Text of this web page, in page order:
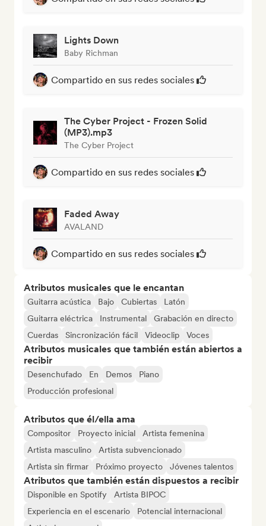
Lights Down
Baby Richman
Compartido en sus redes sociales
The Cyber Project - Frozen Solid
(MP3).mp3
The Cyber Project
Compartido en sus redes sociales
Faded Away
AVALAND
Compartido en sus redes sociales
Atributos musicales que le encantan
Guitarra acústica Bajo Cubiertas
Latón
Guitarra eléctrica
Instrumental
Grabación en directo
Cuerdas
Sincronización fácil Videoclip Voces
Atributos musicales que también están abiertos a
recibir
Desenchufado En Demos
Piano
Producción profesional
Atributos que él/ella ama
Compositor Proyecto inicial
Artista femenina
Artista masculino
Artista subvencionado
Artista sin firmar
Próximo proyecto Jóvenes talentos
Atributos que también están dispuestos a recibir
Disponible en Spotify
Artista BIPOC
Experiencia en el escenario
Potencial internacional